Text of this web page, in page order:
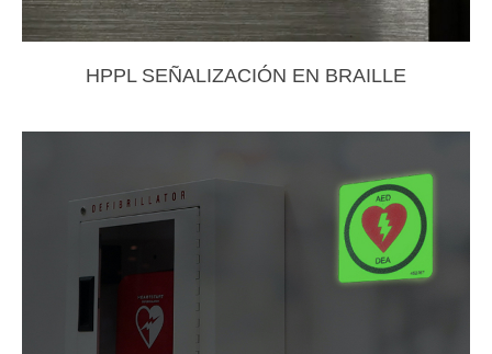
HPPL SEÑALIZACIÓN EN BRAILLE